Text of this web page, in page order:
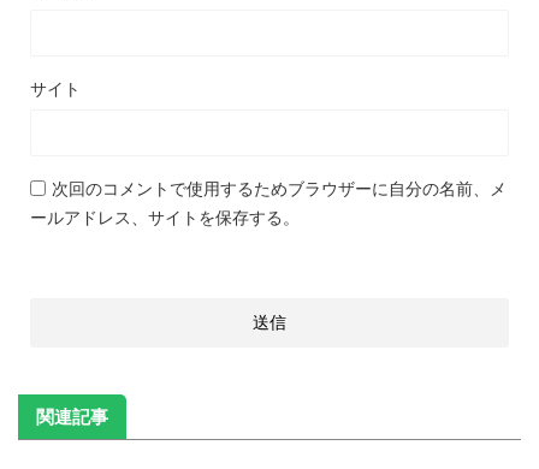
サイト
次回のコメントで使用するためブラウザーに自分の名前、メ
ールアドレス、サイトを保存する。
関連記事